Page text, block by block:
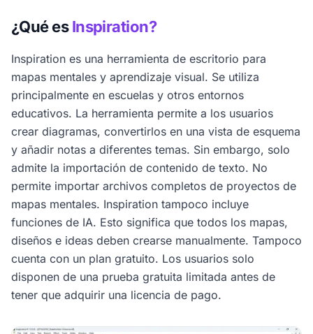
¿Qué esInspiration?
Inspiration es una herramienta de escritorio para
mapas mentales y aprendizaje visual. Se utiliza
principalmente en escuelas y otros entornos
educativos. La herramienta permite a los usuarios
crear diagramas, convertirlos en una vista de esquema
y añadir notas a diferentes temas. Sin embargo, solo
admite la importación de contenido de texto. No
permite importar archivos completos de proyectos de
mapas mentales. Inspiration tampoco incluye
funciones de IA. Esto significa que todos los mapas,
diseños e ideas deben crearse manualmente. Tampoco
cuenta con un plan gratuito. Los usuarios solo
disponen de una prueba gratuita limitada antes de
tener que adquirir una licencia de pago.